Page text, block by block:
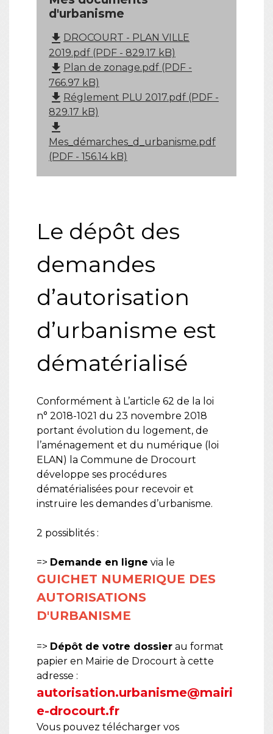
d'urbanisme
file_download DROCOURT - PLAN VILLE
2019.pdf (PDF - 829.17 kB)
file_download Plan de zonage.pdf (PDF -
766.97 kB)
file_download Réglement PLU 2017.pdf (PDF -
829.17 kB)
file_download
Mes_démarches_d_urbanisme.pdf
(PDF - 156.14 kB)
Le dépôt des
demandes
d’autorisation
d’urbanisme est
dématérialisé
Conformément à L’article 62 de la loi
n° 2018-1021 du 23 novembre 2018
portant évolution du logement, de
l’aménagement et du numérique (loi
ELAN) la Commune de Drocourt
développe ses procédures
dématérialisées pour recevoir et
instruire les demandes d’urbanisme.
2 possiblités :
=> Demande en ligne via le
GUICHET NUMERIQUE DES
AUTORISATIONS
D'URBANISME
=> Dépôt de votre dossier au format
papier en Mairie de Drocourt à cette
adresse :
autorisation.urbanisme@mairi
e-drocourt.fr
Vous pouvez télécharger vos